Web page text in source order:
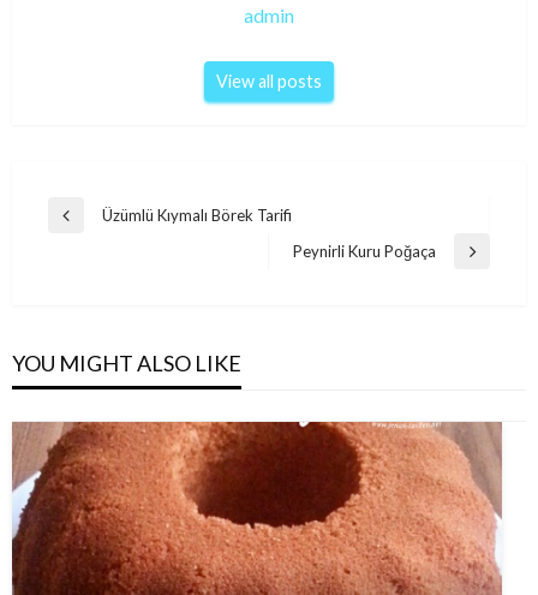
admin
View all posts
Post
Previous
Üzümlü Kıymalı Börek Tarifi
Next
Peynirli Kuru Poğaça
YOU MIGHT ALSO LIKE